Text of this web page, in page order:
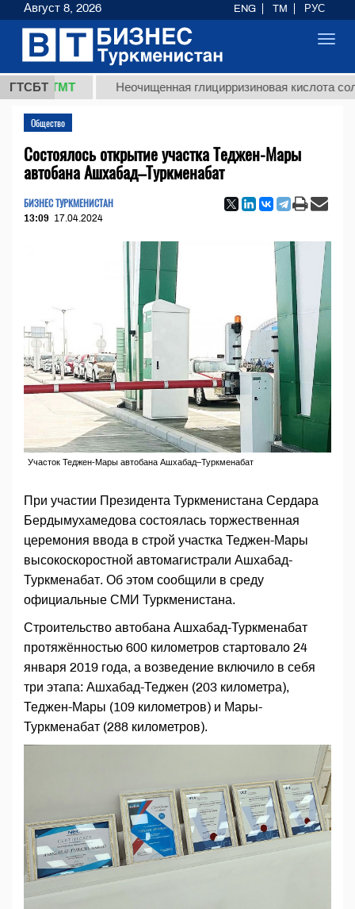
ГТСБТ
ТМТ Неочищенная глицирризиновая кислота
Общество
Состоялось открытие участка Теджен-Мары
автобана Ашхабад–Туркменабат
БИЗНЕС ТУРКМЕНИСТАН
13:09 17.04.2024
Участок Теджен-Мары автобана Ашхабад–Туркменабат
При участии Президента Туркменистана Сердара
Бердымухамедова состоялась торжественная
церемония ввода в строй участка Теджен-Мары
высокоскоростной автомагистрали Ашхабад-
Туркменабат. Об этом сообщили в среду
официальные СМИ Туркменистана.
Строительство автобана Ашхабад-Туркменабат
протяжённостью 600 километров стартовало 24
января 2019 года, а возведение включило в себя
три этапа: Ашхабад-Теджен (203 километра),
Теджен-Мары (109 километров) и Мары-
Туркменабат (288 километров).
Август 8, 2026 ENG TM РУС